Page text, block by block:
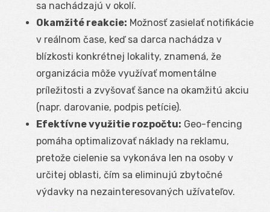
sa nachádzajú v okolí.
Okamžité reakcie: Možnosť zasielať notifikácie
v reálnom čase, keď sa darca nachádza v
blízkosti konkrétnej lokality, znamená, že
organizácia môže využívať momentálne
príležitosti a zvyšovať šance na okamžitú akciu
(napr. darovanie, podpis petície).
Efektívne využitie rozpočtu: Geo-fencing
pomáha optimalizovať náklady na reklamu,
pretože cielenie sa vykonáva len na osoby v
určitej oblasti, čím sa eliminujú zbytočné
výdavky na nezainteresovaných užívateľov.